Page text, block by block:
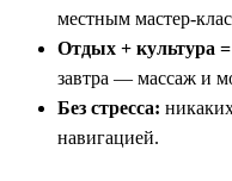
местным мастер-
Отдых + культура =
завтра — массаж и
Без стресса:
навигацией.